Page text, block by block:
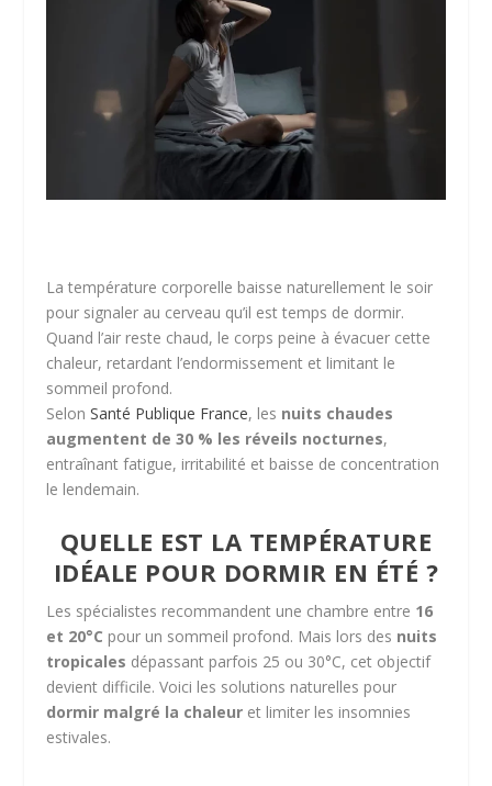
La température corporelle baisse naturellement le soir
pour signaler au cerveau qu’il est temps de dormir.
Quand l’air reste chaud, le corps peine à évacuer cette
chaleur, retardant l’endormissement et limitant le
sommeil profond.
SelonSanté Publique France, les nuits chaudes
augmentent de 30 % les réveils nocturnes,
entraînant fatigue, irritabilité et baisse de concentration
le lendemain.
QUELLE EST LA TEMPÉRATURE
IDÉALE POUR DORMIR EN ÉTÉ ?
Les spécialistes recommandent une chambre entre 16
et 20°C pour un sommeil profond. Mais lors des nuits
tropicales dépassant parfois 25 ou 30°C, cet objectif
devient difficile. Voici les solutions naturelles pour
dormir malgré la chaleur et limiter les insomnies
estivales.